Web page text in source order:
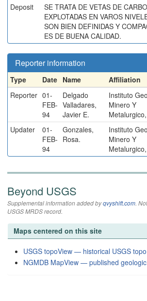
Deposit
SE TRATA DE VETAS DE
EXPLOTADAS EN VAROS
SON BIEN DEFINIDAS Y
ES DE BUENA CALIDAD.
Reporter information
Type Date Name Affiliation
Reporter 01-
FEB-
94
Delgado
Valladares,
Javier E.
Instituto
Minero Y
Updater
01-
FEB-
94
Gonzales,
Rosa.
Instituto
Minero Y
Beyond USGS
Supplemental information added byqvyshift.com.
USGS MRDS record.
Maps centered on this site
USGS topoView — historical USGS
NGMDB MapView — published